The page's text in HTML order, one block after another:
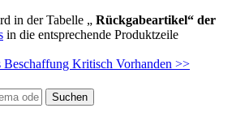
in derTabelle „ Rückgabeartikel“ der
in die entsprechende Produktzeile
Beschaffung Kritisch Vorhanden >>
Suchen